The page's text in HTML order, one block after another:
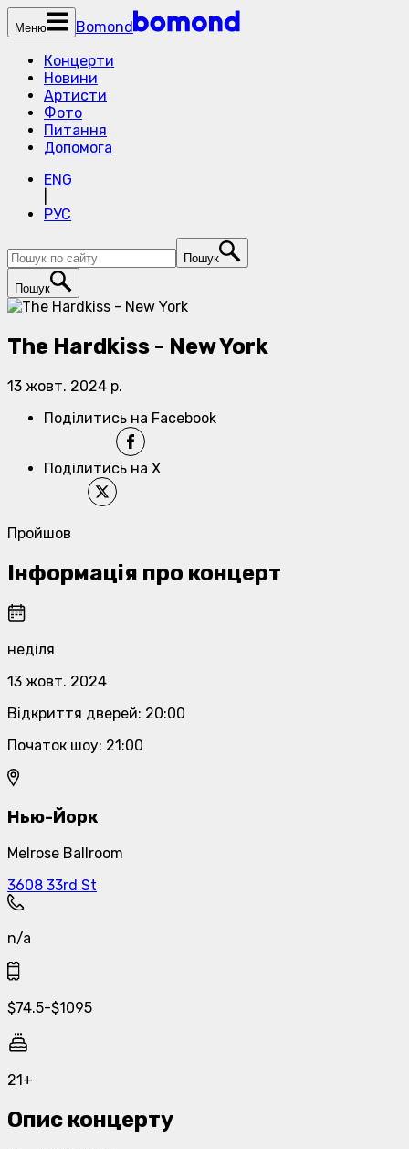
Меню
Bomond
Концерти
Новини
Артисти
Фото
Питання
Допомога
ENG
РУС
Пошук
Пошук
The Hardkiss - New York
13 жовт. 2024 р.
Поділитись на Facebook
Поділитись на X
Пройшов
Інформація про концерт
неділя
13 жовт. 2024
Відкриття дверей: 20:00
Початок шоу: 21:00
Нью-Йорк
Melrose Ballroom
3608 33rd St
n/a
$74.5-$1095
21+
Опис концерту